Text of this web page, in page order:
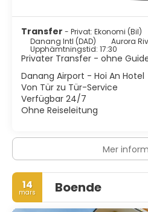
- Tan Ky-huset.
Transfer - Privat: Ekonomi (Bil)
Danang Intl (DAD)
Aurora
Upphämtningstid: 17:30
Privater Transfer - ohne
Danang Airport - Hoi An Hotel
Von Tür zu Tür-Service
Verfügbar 24/7
Ohne Reiseleitung
Mer
14
mars Boende